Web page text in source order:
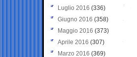
Luglio 2016 (336)
Giugno 2016 (358)
Maggio 2016 (373)
Aprile 2016 (307)
Marzo 2016 (369)